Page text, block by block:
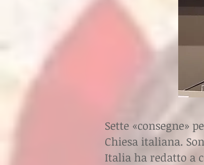
Sette «consegne»
Chiesa italiana.
Italia ha redatto a